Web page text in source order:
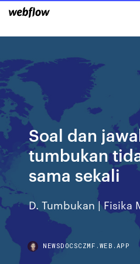
Soal dan
tumbukan
sama sekali
D. Tumbukan | Fisika
NEWSDOCSCZMF.WEB.APP